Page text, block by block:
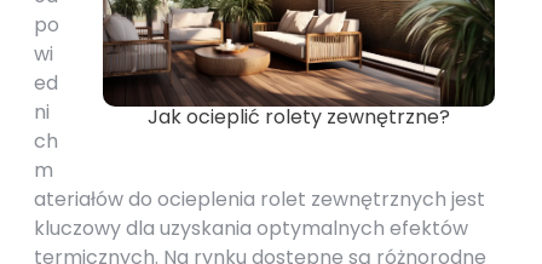
Jak ocieplić rolety zewnętrzne?
po
wi
ed
ni
ch
m
ateriałów do ocieplenia rolet zewnętrznych jest
kluczowy dla uzyskania optymalnych efektów
termicznych. Na rynku dostępne są różnorodne